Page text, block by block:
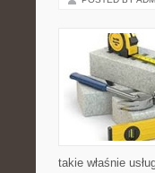
takie właśnie